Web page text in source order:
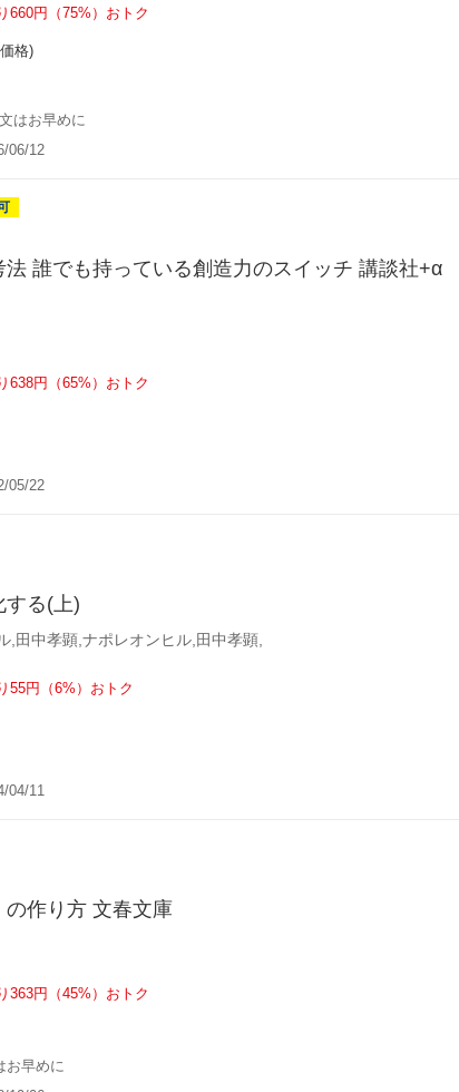
660円（75%）おトク
格)
はお早めに
06/12
法 誰でも持っている創造力のスイッチ 講談社+α
638円（65%）おトク
05/22
する(上)
,田中孝顕,ナポレオンヒル,田中孝顕,
55円（6%）おトク
04/11
の作り方 文春文庫
363円（45%）おトク
お早めに